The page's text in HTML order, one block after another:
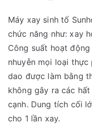
Máy xay sinh tố
chức năng như: xay
Công suất hoạt
nhuyễn mọi loại
dao được làm bằng
không gây ra các
cạnh. Dung tích cối
cho 1 lần xay.